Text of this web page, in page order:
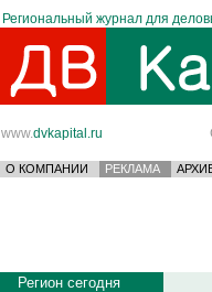
Региональный журнал для
www.dvkapital.ru
О КОМПАНИИ РЕКЛАМА
Регион сегодня